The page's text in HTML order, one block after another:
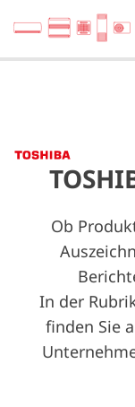
Ob
In der
finden Sie